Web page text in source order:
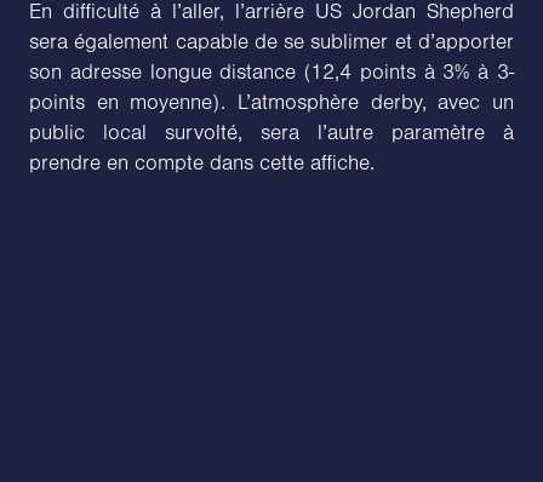
En difficulté à l’aller, l’arrière US Jordan Shepherd
sera également capable de se sublimer et d’apporter
son adresse longue distance (12,4 points à 3% à 3-
points en moyenne). L’atmosphère derby, avec un
public local survolté, sera l’autre paramètre à
prendre en compte dans cette affiche.